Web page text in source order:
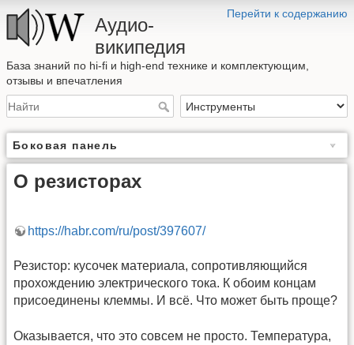
Перейти к содержанию
Аудио-
википедия
База знаний по hi-fi и high-end технике и комплектующим,
отзывы и впечатления
Боковая панель
О резисторах
https://habr.com/ru/post/397607/
Резистор: кусочек материала, сопротивляющийся
прохождению электрического тока. К обоим концам
присоединены клеммы. И всё. Что может быть проще?
Оказывается, что это совсем не просто. Температура,